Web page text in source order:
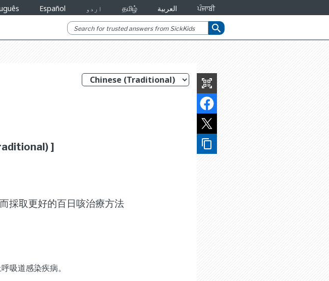
Español اردو தமிழ் العربية ਪੰਜਾਬੀ
search
qr_code_scanner
content_copy
]
採取更好的百日咳治療方法
吸道感染疾病。